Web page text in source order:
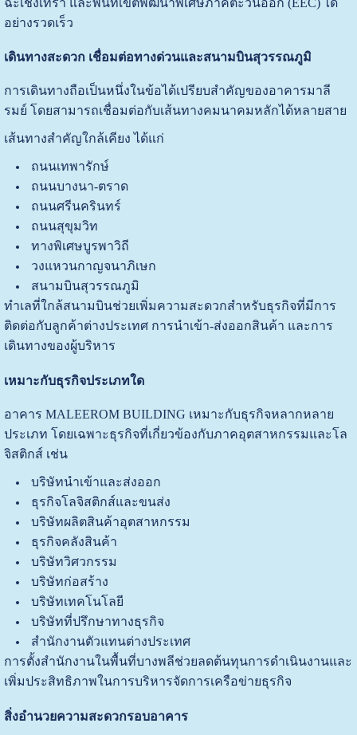
อย่างรวดเร็ว
เดินทางสะดวก เชื่อมต่อทางด่วนและสนามบินสุวรรณภูมิ
การเดินทางถือเป็นหนึ่งในข้อได้เปรียบสำคัญของอาคารมาลี
รมย์ โดยสามารถเชื่อมต่อกับเส้นทางคมนาคมหลักได้หลายสาย
เส้นทางสำคัญใกล้เคียง ได้แก่
ถนนเทพารักษ์
ถนนบางนา-ตราด
ถนนศรีนครินทร์
ถนนสุขุมวิท
ทางพิเศษบูรพาวิถี
วงแหวนกาญจนาภิเษก
สนามบินสุวรรณภูมิ
ทำเลที่ใกล้สนามบินช่วยเพิ่มความสะดวกสำหรับธุรกิจที่มีการ
ติดต่อกับลูกค้าต่างประเทศ การนำเข้า-ส่งออกสินค้า และการ
เดินทางของผู้บริหาร
เหมาะกับธุรกิจประเภทใด
อาคาร MALEEROM BUILDING เหมาะกับธุรกิจหลากหลาย
ประเภท โดยเฉพาะธุรกิจที่เกี่ยวข้องกับภาคอุตสาหกรรมและโล
จิสติกส์ เช่น
บริษัทนำเข้าและส่งออก
ธุรกิจโลจิสติกส์และขนส่ง
บริษัทผลิตสินค้าอุตสาหกรรม
ธุรกิจคลังสินค้า
บริษัทวิศวกรรม
บริษัทก่อสร้าง
บริษัทเทคโนโลยี
บริษัทที่ปรึกษาทางธุรกิจ
สำนักงานตัวแทนต่างประเทศ
การตั้งสำนักงานในพื้นที่บางพลีช่วยลดต้นทุนการดำเนินงานและ
เพิ่มประสิทธิภาพในการบริหารจัดการเครือข่ายธุรกิจ
สิ่งอำนวยความสะดวกรอบอาคาร